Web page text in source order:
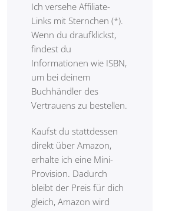
Ich versehe Affiliate-
Links mit Sternchen (*).
Wenn du draufklickst,
findest du
Informationen wie ISBN,
um bei deinem
Buchhändler des
Vertrauens zu bestellen.
Kaufst du stattdessen
direkt über Amazon,
erhalte ich eine Mini-
Provision. Dadurch
bleibt der Preis für dich
gleich, Amazon wird